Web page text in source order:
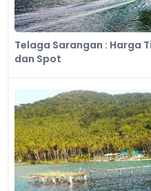
Telaga Sarangan : Harga
dan Spot